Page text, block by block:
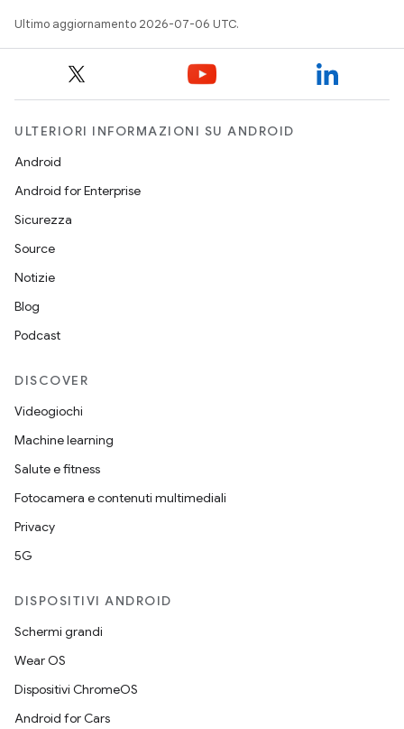
Ultimo aggiornamento 2026-07-06 UTC.
ULTERIORI INFORMAZIONI SU ANDROID
Android
Android for Enterprise
Sicurezza
Source
Notizie
Blog
Podcast
DISCOVER
Videogiochi
Machine learning
Salute e fitness
Fotocamera e contenuti multimediali
Privacy
5G
DISPOSITIVI ANDROID
Schermi grandi
Wear OS
Dispositivi ChromeOS
Android for Cars